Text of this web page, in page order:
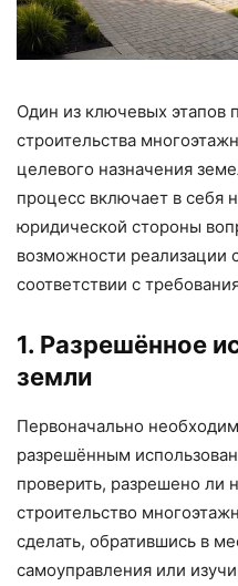
Один из ключевых этапов
строительства
целевого назначения
процесс включает в себя
юридической стороны
возможности реализации
соответствии с
1. Разрешённое
земли
Первоначально
разрешённым
проверить, разрешено ли
строительство
сделать, обратившись в
самоуправления или